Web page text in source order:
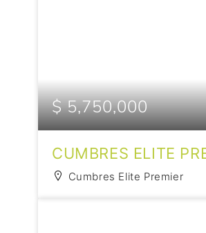
$ 5,750,000
CUMBRES ELITE
Cumbres Elite Premier